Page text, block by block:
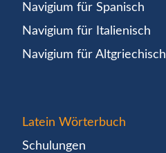
Navigium für Spanisch
Navigium für Italienisch
Navigium für Altgriechisch
Latein Wörterbuch
Schulungen